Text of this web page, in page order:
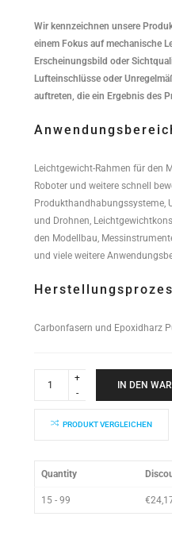
Wir kennzeichnen unsere
einem Fokus auf mechanische
Erscheinungsbild oder
Lufteinschlüsse oder
auftreten, die ein Ergebnis des
Leichtgewicht-Rahmen für den
Roboter und weitere schnell
Produkthandhabungssysteme,
und Drohnen,
den Modellbau,
und viele weitere
Carbonfasern und Epoxidharz
Performance
quantity
IN DEN
PRODUKT VERGLEICHEN
Quantity
15 - 99 €